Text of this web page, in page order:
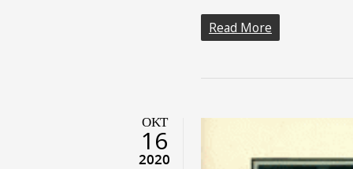
Read More
ΟΚΤ
16
2020